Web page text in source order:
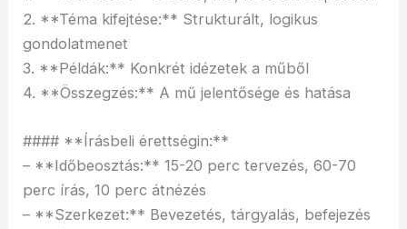
2. **Téma kifejtése:** Strukturált, logikus
gondolatmenet
3. **Példák:** Konkrét idézetek a műből
4. **Összegzés:** A mű jelentősége és hatása
#### **Írásbeli érettségin:**
– **Időbeosztás:** 15-20 perc tervezés, 60-70
perc írás, 10 perc átnézés
– **Szerkezet:** Bevezetés, tárgyalás, befejezés